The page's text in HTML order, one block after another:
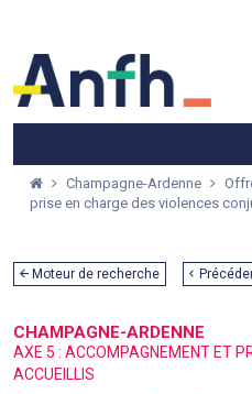
Champagne-Ardenne
prise en charge des violences
Moteur de recherche
CHAMPAGNE-ARDENNE
AXE 5 : ACCOMPAGNEMENT ET
ACCUEILLIS